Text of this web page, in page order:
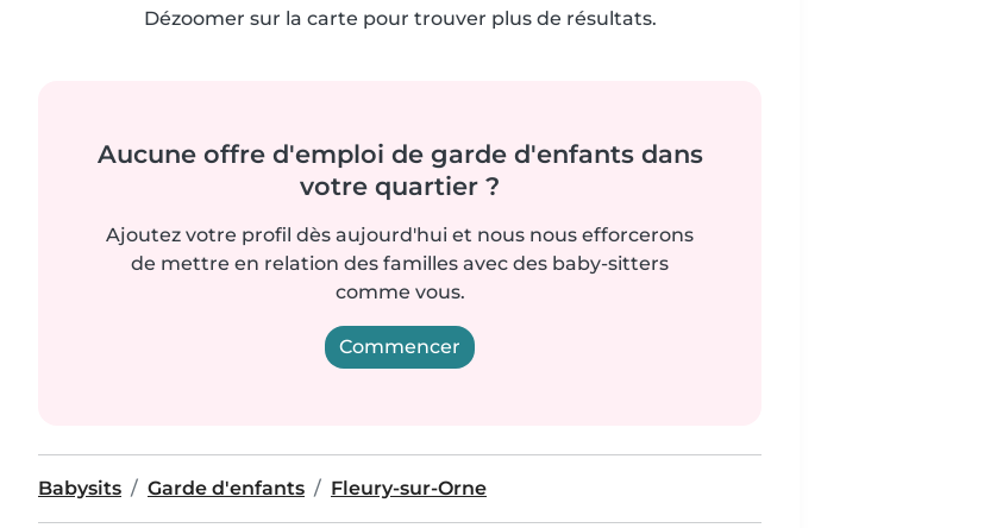
Dézoomer sur la carte pour trouver plus de résultats.
Aucune offre d'emploi de garde d'enfants dans
votre quartier ?
Ajoutez votre profil dès aujourd'hui et nous nous efforcerons
de mettre en relation des familles avec des baby-sitters
comme vous.
Commencer
Babysits Garde d'enfants Fleury-sur-Orne